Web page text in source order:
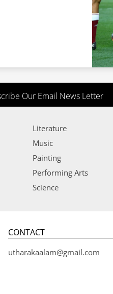
Our Email News Letter
Literature
Music
Painting
Performing Arts
Science
CONTACT
utharakaalam@gmail.com